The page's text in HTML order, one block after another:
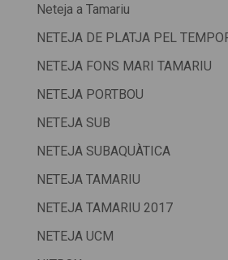
Neteja a Tamariu
NETEJA DE PLATJA PEL
NETEJA FONS MARI TAMARIU
NETEJA PORTBOU
NETEJA SUB
NETEJA SUBAQUÀTICA
NETEJA TAMARIU
NETEJA TAMARIU 2017
NETEJA UCM